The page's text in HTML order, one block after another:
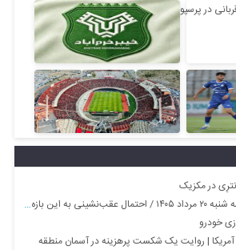
در مکزیک
این بازه قیمتی
خودرو
| روایت یک شکست پرهزینه در آسمان منطقه